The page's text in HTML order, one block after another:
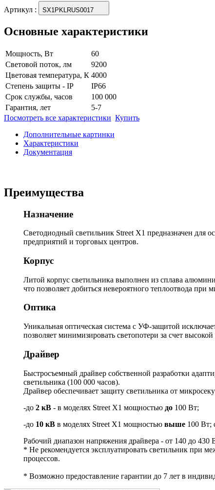
Артикул : SX1PKLRUS0017
Основные характеристики
Мощность, Вт
60
Световой поток, лм
9200
Цветовая температура, К 4000
Степень защиты - IP
IP66
Срок службы, часов
100 000
Гарантия, лет
5-7
Посмотреть все характеристики Купить
Дополнительные картинки
Характеристики
Документация
Преимущества
Назначение
Светодиодный светильник Street X1 предназначен для
предприятий и торговых центров.
Корпус
Литой корпус светильника выполнен из сплава
что позволяет добиться невероятного теплоотвода при
Оптика
Уникальная оптическая система с УФ-защитой
позволяет минимизировать светопотери за счет
Драйвер
Быстросъемный драйвер собственной разработки
светильника (100 000 часов).
Драйвер обеспечивает защиту светильника от
-до 2 кВ - в моделях Street X1 мощностью до 100 Вт;
-до 10 кВ в моделях Street X1 мощностью выше 100 Вт;
Рабочий диапазон напряжения драйвера - от 140 до
* Не рекомендуется эксплуатировать светильник при
процессов.
* Возможно предоставление гарантии до 7 лет в